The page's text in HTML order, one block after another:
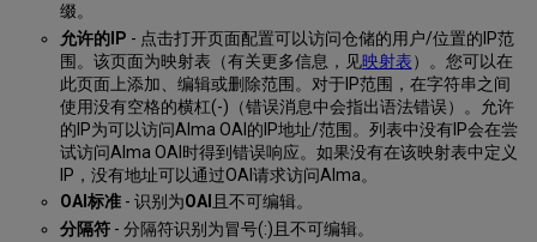
缀。
允许的IP - 点击打开页面配置可以访问仓储的用户/位置的IP范
围。该页面为映射表（有关更多信息，见映射表）。您可以在
此页面上添加、编辑或删除范围。对于IP范围，在字符串之间
使用没有空格的横杠(-)（错误消息中会指出语法错误）。允许
的IP为可以访问Alma OAI的IP地址/范围。列表中没有IP会在尝
试访问Alma OAI时得到错误响应。如果没有在该映射表中定义
IP，没有地址可以通过OAI请求访问Alma。
OAI标准- 识别为OAI 且不可编辑。
分隔符- 分隔符识别为冒号(:)且不可编辑。